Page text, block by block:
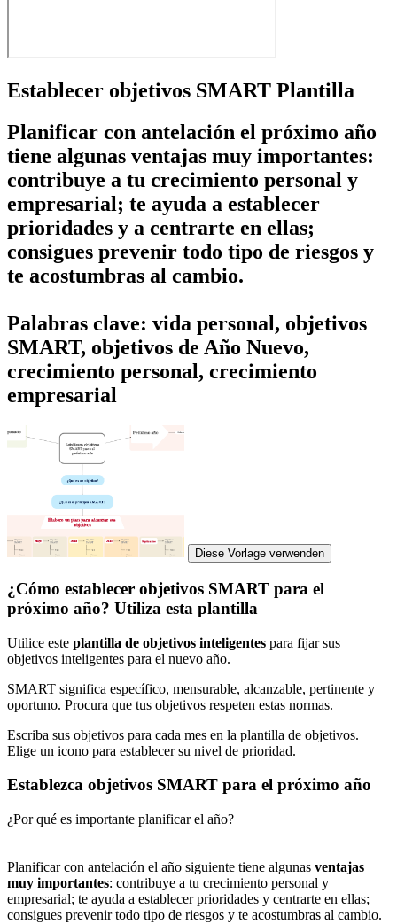
Establecer objetivos SMART Plantilla
Planificar con antelación el próximo año
tiene algunas ventajas muy importantes:
contribuye a tu crecimiento personal y
empresarial; te ayuda a establecer
prioridades y a centrarte en ellas;
consigues prevenir todo tipo de riesgos y
te acostumbras al cambio.
Palabras clave: vida personal, objetivos
SMART, objetivos de Año Nuevo,
crecimiento personal, crecimiento
empresarial
Diese Vorlage verwenden
¿Cómo establecer objetivos SMART para el
próximo año? Utiliza esta plantilla
Utilice este plantilla de objetivos inteligentes para fijar sus
objetivos inteligentes para el nuevo año.
SMART significa específico, mensurable, alcanzable, pertinente y
oportuno. Procura que tus objetivos respeten estas normas.
Escriba sus objetivos para cada mes en la plantilla de objetivos.
Elige un icono para establecer su nivel de prioridad.
Establezca objetivos SMART para el próximo año
¿Por qué es importante planificar el año?
Planificar con antelación el año siguiente tiene algunas ventajas
muy importantes: contribuye a tu crecimiento personal y
empresarial; te ayuda a establecer prioridades y centrarte en ellas;
consigues prevenir todo tipo de riesgos y te acostumbras al cambio.